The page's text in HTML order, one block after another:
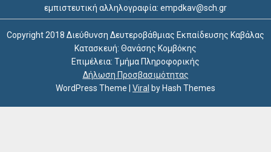
εμπιστευτική αλληλογραφία: empdkav@sch.gr
Copyright 2018 Διεύθυνση Δευτεροβάθμιας Εκπαίδευσης Καβάλας
Κατασκευή: Θανάσης Κομβόκης
Επιμέλεια: Τμήμα Πληροφορικής
Δήλωση Προσβασιμότητας
WordPress Theme
Viral by Hash Themes